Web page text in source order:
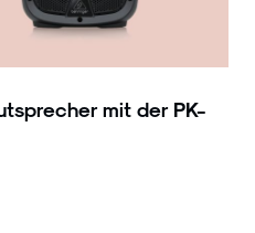
mit der PK-